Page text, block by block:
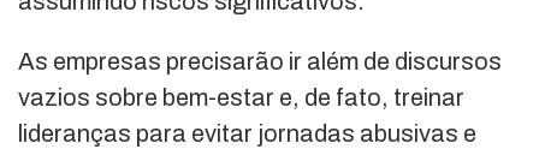
As empresas precisarão ir além de discursos
vazios sobre bem-estar e, de fato, treinar
lideranças para evitar jornadas abusivas e